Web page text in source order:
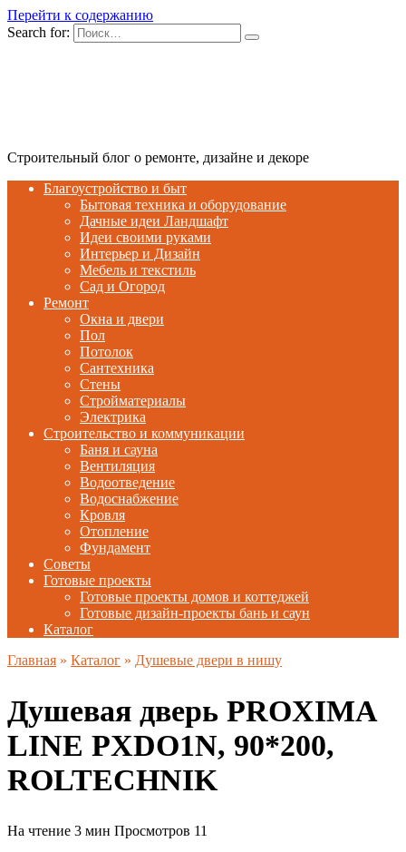
Перейти к содержанию
Search for:
Строительный блог о ремонте, дизайне и декоре
Благоустройство и быт
Бытовая техника и оборудование
Дачные идеи Ландшафт
Идеи своими руками
Интерьер и Дизайн
Мебель и текстиль
Сад и Огород
Ремонт
Окна и двери
Пол
Потолок
Сантехника
Стены
Стройматериалы
Электрика
Строительство и коммуникации
Баня и сауна
Вентиляция
Водоотведение
Водоснабжение
Кровля
Отопление
Фундамент
Советы
Готовые проекты
Готовые проекты домов и коттеджей
Готовые дизайн-проекты бань и саун
Каталог
Главная » Каталог » Душевые двери в нишу
Душевая дверь PROXIMA
LINE PXDO1N, 90*200,
ROLTECHNIK
На чтение 3 мин Просмотров 11